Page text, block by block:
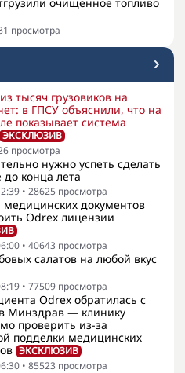
просмотра
тысяч грузовиков на
в ГПСУ объяснили, что на
показывает система
ЭКСКЛЮЗИВ
просмотра
нужно успеть сделать
до конца лета
• 28625 просмотра
медицинских документов
Odrex лицензии
• 40643 просмотра
салатов на любой вкус
• 77509 просмотра
Odrex обратилась с
Минздрав — клинику
проверить из-за
подделки медицинских
ЭКСКЛЮЗИВ
• 85523 просмотра